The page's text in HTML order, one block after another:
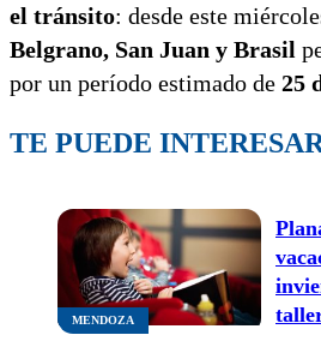
el tránsito: desde este
Belgrano, San Juan y Brasil
por un período estimado de 25
TE PUEDE
MENDOZA